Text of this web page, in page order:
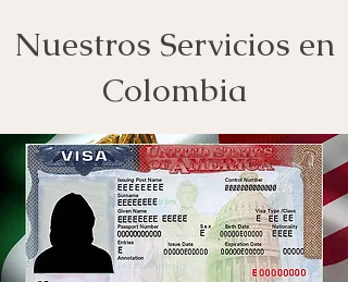
Nuestros Servicios en
Colombia